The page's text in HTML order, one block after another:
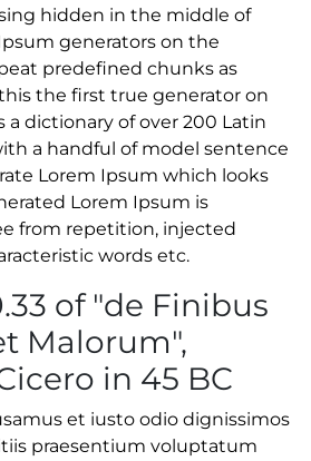
hidden in the middle of
generators on the
predefined chunks as
the first true generator on
dictionary of over 200 Latin
a handful of model sentence
Lorem Ipsum which looks
Lorem Ipsum is
from repetition, injected
words etc.
of "de Finibus
Malorum",
in 45 BC
et iusto odio dignissimos
praesentium voluptatum